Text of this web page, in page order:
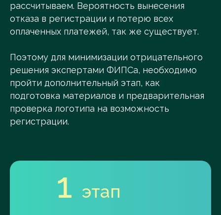
рассчитываем. Вероятность вынесения
отказа в регистрации и потерю всех
оплаченных платежей, так же существует.
Поэтому для минимизации отрицательного
решения экспертами ФИПСа, необходимо
пройти дополнительный этап, как
подготовка материалов и предварительная
проверка логотипа на возможность
регистрации.
1 этап